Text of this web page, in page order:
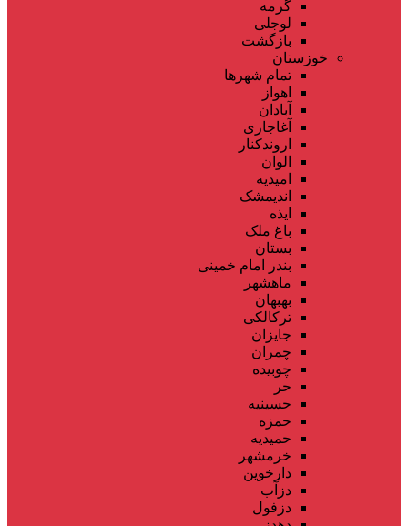
گرمه
لوجلی
بازگشت
خوزستان
تمام شهر‌ها
اهواز
آبادان
آغاجاری
اروندکنار
الوان
امیدیه
اندیمشک
ایذه
باغ ملک
بستان
بندر امام خمینی
ماهشهر
بهبهان
ترکالکی
جایزان
چمران
چوبیده
حر
حسینیه
حمزه
حمیدیه
خرمشهر
دارخوین
دزآب
دزفول